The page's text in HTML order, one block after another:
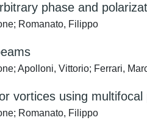
phase and
Romanato, Filippo
Apolloni, Vittorio; Ferrari,
vortices using
Romanato, Filippo